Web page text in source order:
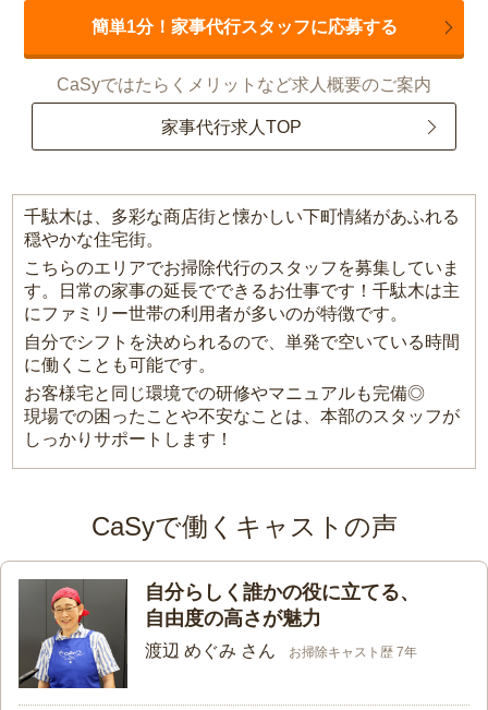
簡単1分！家事代行スタッフに応募する
CaSyではたらくメリットなど求人概要のご案内
家事代行求人TOP
千駄木は、多彩な商店街と懐かしい下町情緒があふれる
穏やかな住宅街。
こちらのエリアでお掃除代行のスタッフを募集していま
す。日常の家事の延長でできるお仕事です！千駄木は主
にファミリー世帯の利用者が多いのが特徴です。
自分でシフトを決められるので、単発で空いている時間
に働くことも可能です。
お客様宅と同じ環境での研修やマニュアルも完備◎
現場での困ったことや不安なことは、本部のスタッフが
しっかりサポートします！
CaSyで働くキャストの声
自分らしく誰かの役に立てる、
自由度の高さが魅力
渡辺 めぐみ さん お掃除キャスト歴 7年